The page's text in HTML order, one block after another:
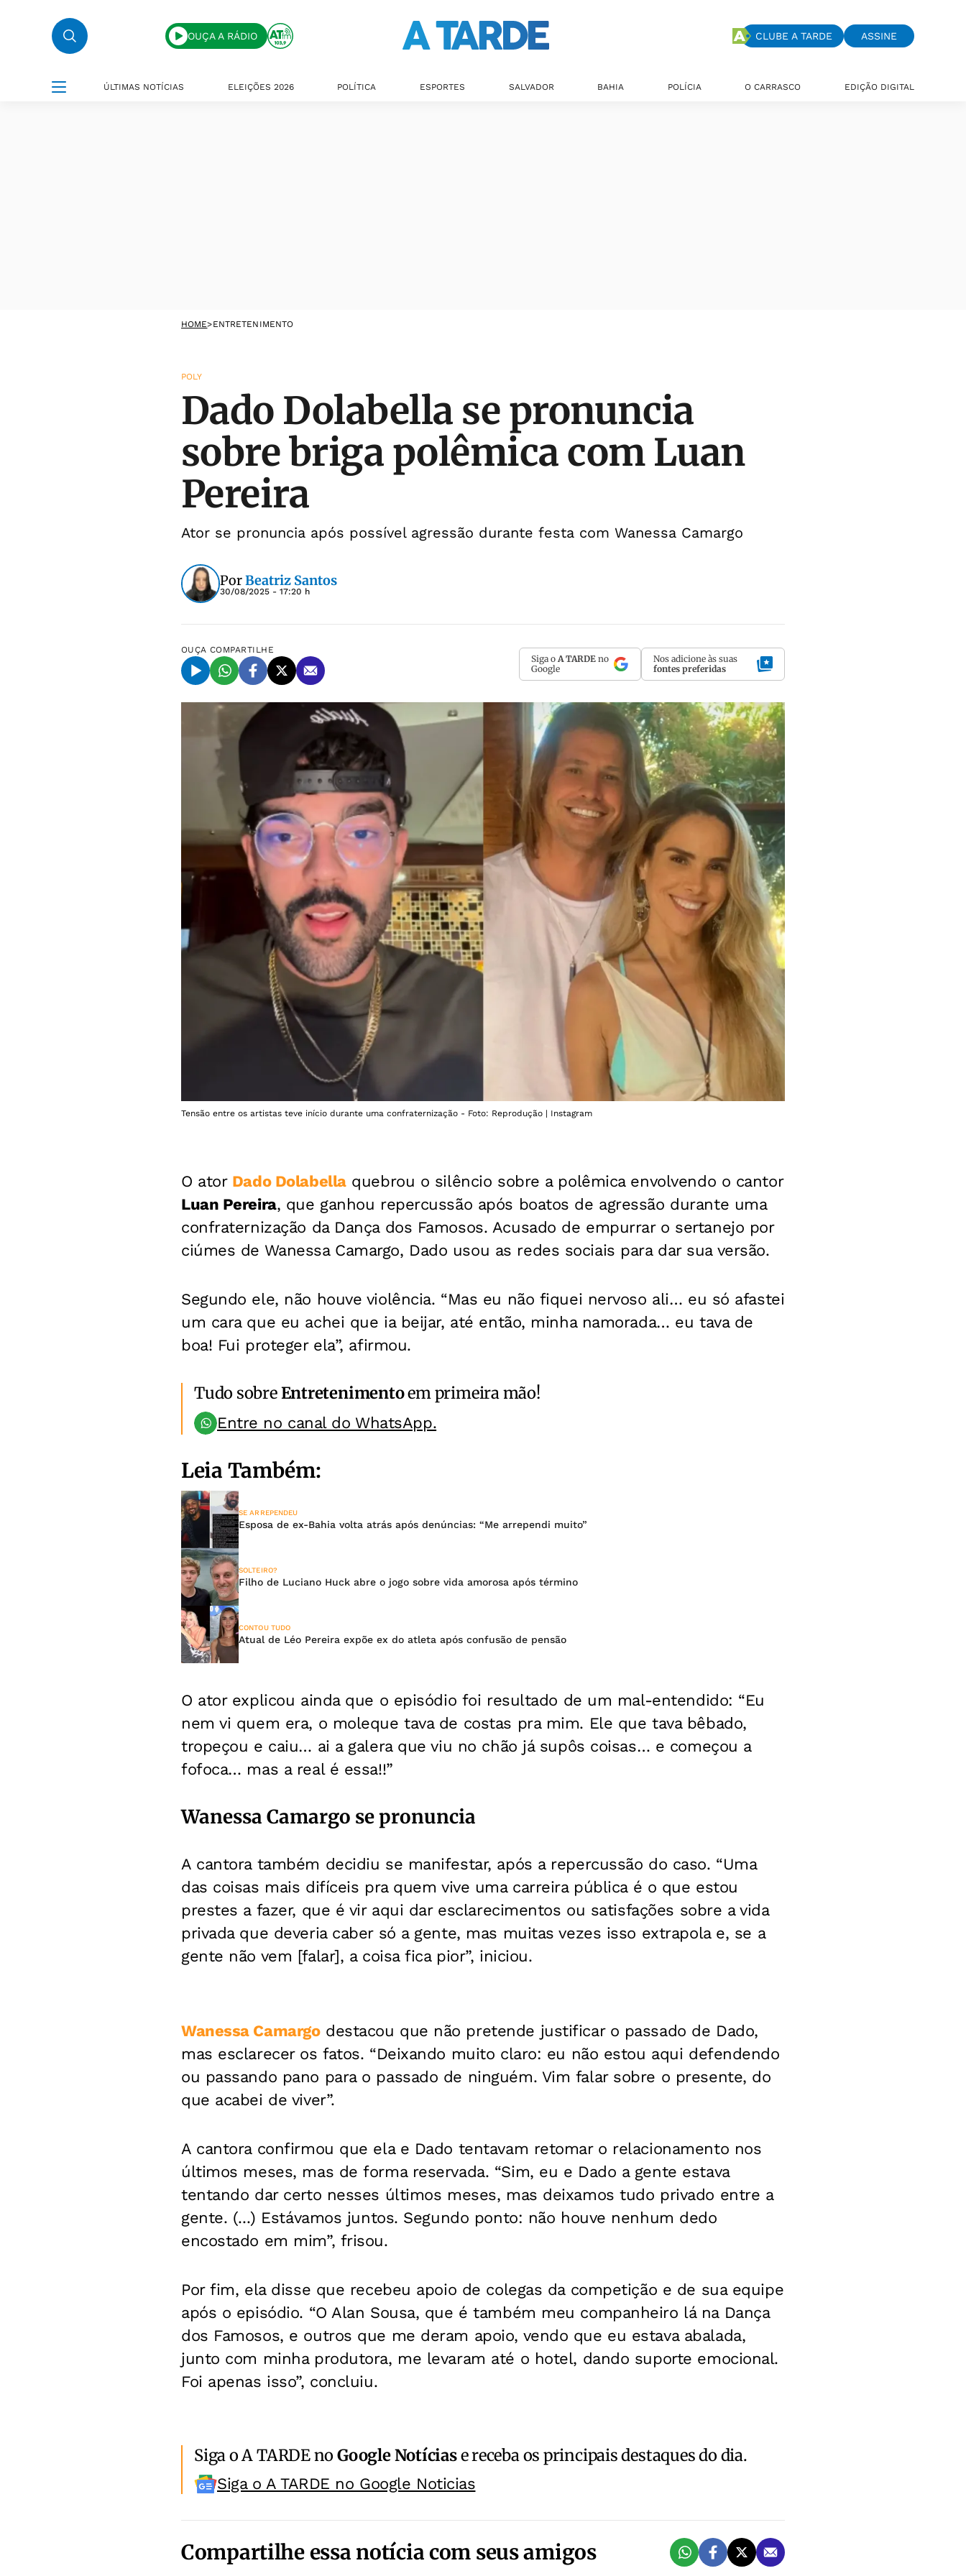
OUÇA A RÁDIO CLUBE A TARDE ASSINE
ÚLTIMAS NOTÍCIAS ELEIÇÕES 2026 POLÍTICA ESPORTES SALVADOR BAHIA POLÍCIA O CARRASCO EDIÇÃO DIGITAL
HOME>ENTRETENIMENTO
POLY
Dado Dolabella se pronuncia
sobre briga polêmica com Luan
Pereira
Ator se pronuncia após possível agressão durante festa com Wanessa Camargo
PorBeatriz Santos
30/08/2025 - 17:20 h
OUÇA COMPARTILHE
Siga o A TARDE no
Google
Nos adicione às suas
fontes preferidas
Tensão entre os artistas teve início durante uma confraternização - Foto: Reprodução | Instagram
O ator Dado Dolabellaquebrou o silêncio sobre a polêmica envolvendo o cantor
Luan Pereira, que ganhou repercussão após boatos de agressão durante uma
confraternização da Dança dos Famosos. Acusado de empurrar o sertanejo por
ciúmes de Wanessa Camargo, Dado usou as redes sociais para dar sua versão.
Segundo ele, não houve violência. “Mas eu não fiquei nervoso ali… eu só afastei
um cara que eu achei que ia beijar, até então, minha namorada… eu tava de
boa! Fui proteger ela”, afirmou.
Tudo sobreEntretenimentoem primeira mão!
Entre no canal do WhatsApp.
Leia Também:
SE ARREPENDEU
Esposa de ex-Bahia volta atrás após denúncias: “Me arrependi muito”
SOLTEIRO?
Filho de Luciano Huck abre o jogo sobre vida amorosa após término
CONTOU TUDO
Atual de Léo Pereira expõe ex do atleta após confusão de pensão
O ator explicou ainda que o episódio foi resultado de um mal-entendido: “Eu
nem vi quem era, o moleque tava de costas pra mim. Ele que tava bêbado,
tropeçou e caiu… ai a galera que viu no chão já supôs coisas… e começou a
fofoca… mas a real é essa!!”
Wanessa Camargo se pronuncia
A cantora também decidiu se manifestar, após a repercussão do caso. “Uma
das coisas mais difíceis pra quem vive uma carreira pública é o que estou
prestes a fazer, que é vir aqui dar esclarecimentos ou satisfações sobre a vida
privada que deveria caber só a gente, mas muitas vezes isso extrapola e, se a
gente não vem [falar], a coisa fica pior”, iniciou.
Wanessa Camargodestacou que não pretende justificar o passado de Dado,
mas esclarecer os fatos. “Deixando muito claro: eu não estou aqui defendendo
ou passando pano para o passado de ninguém. Vim falar sobre o presente, do
que acabei de viver”.
A cantora confirmou que ela e Dado tentavam retomar o relacionamento nos
últimos meses, mas de forma reservada. “Sim, eu e Dado a gente estava
tentando dar certo nesses últimos meses, mas deixamos tudo privado entre a
gente. (...) Estávamos juntos. Segundo ponto: não houve nenhum dedo
encostado em mim”, frisou.
Por fim, ela disse que recebeu apoio de colegas da competição e de sua equipe
após o episódio. “O Alan Sousa, que é também meu companheiro lá na Dança
dos Famosos, e outros que me deram apoio, vendo que eu estava abalada,
junto com minha produtora, me levaram até o hotel, dando suporte emocional.
Foi apenas isso”, concluiu.
Siga o A TARDE noGoogle Notíciase receba os principais destaques do dia.
Siga o A TARDE no Google Noticias
Compartilhe essa notícia com seus amigos